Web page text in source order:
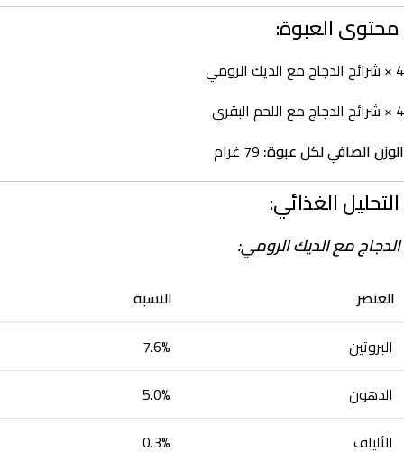
محتوى العبوة:
4 × شرائح الدجاج مع الديك الرومي
4 × شرائح الدجاج مع اللحم البقري
الوزن الصافي لكل عبوة:
التحليل الغذائي:
الدجاج مع الديك الرومي:
العنصر
النسبة
البروتين
7.6%
الدهون
5.0%
الألياف
0.3%